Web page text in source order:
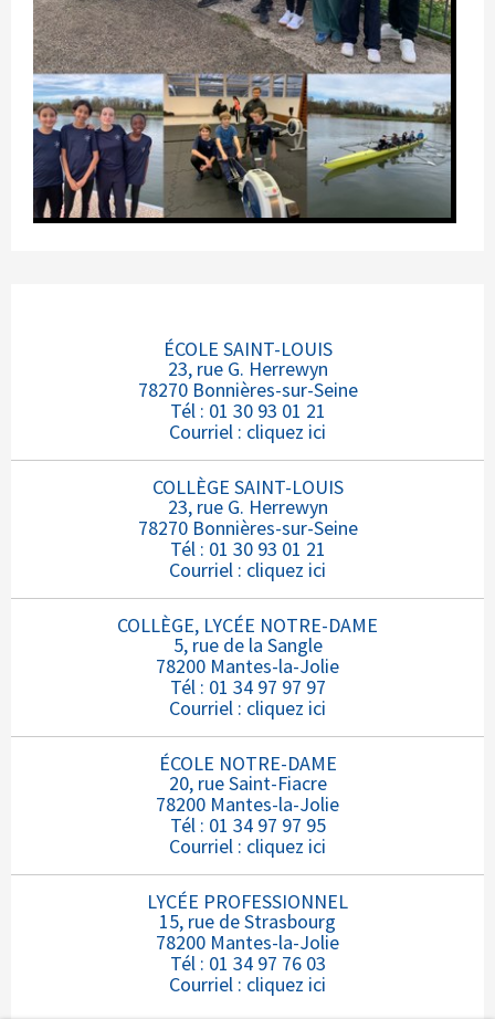
ÉCOLE SAINT-LOUIS
23, rue G. Herrewyn
78270 Bonnières-sur-Seine
Tél : 01 30 93 01 21
Courriel : cliquez ici
COLLÈGE SAINT-LOUIS
23, rue G. Herrewyn
78270 Bonnières-sur-Seine
Tél : 01 30 93 01 21
Courriel : cliquez ici
COLLÈGE, LYCÉE NOTRE-DAME
5, rue de la Sangle
78200 Mantes-la-Jolie
Tél : 01 34 97 97 97
Courriel : cliquez ici
ÉCOLE NOTRE-DAME
20, rue Saint-Fiacre
78200 Mantes-la-Jolie
Tél : 01 34 97 97 95
Courriel : cliquez ici
LYCÉE PROFESSIONNEL
15, rue de Strasbourg
78200 Mantes-la-Jolie
Tél : 01 34 97 76 03
Courriel : cliquez ici